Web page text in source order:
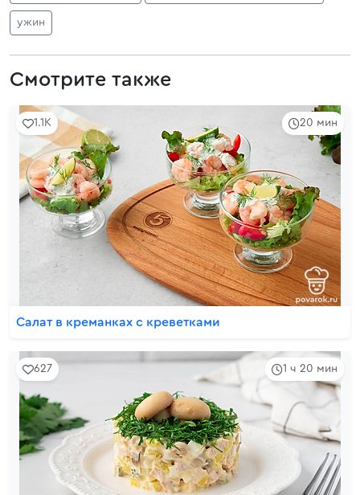
ужин
Смотрите также
20 мин
1.1K
Салат в креманках с креветками
1 ч 20 мин
627